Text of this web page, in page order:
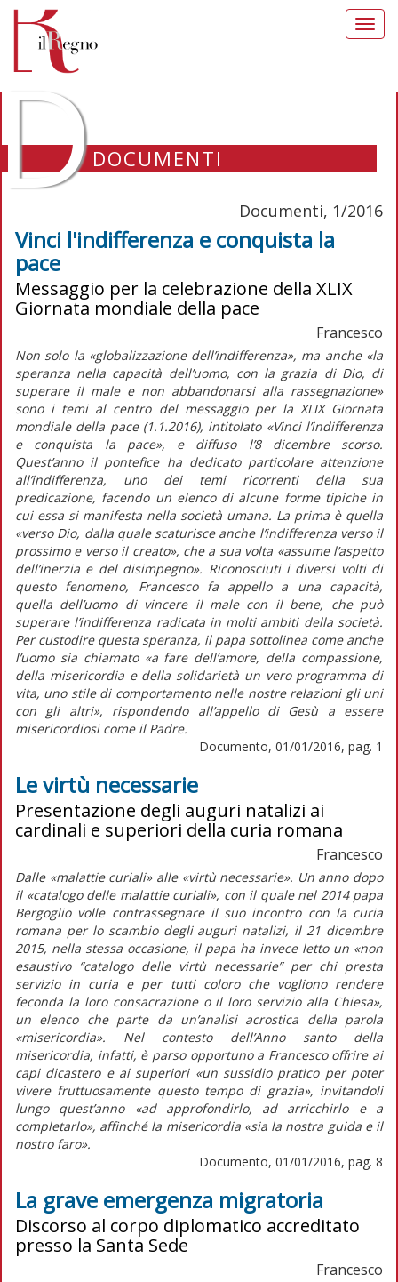
DOCUMENTI
Documenti, 1/2016
Vinci l'indifferenza e conquista la
pace
Messaggio per la celebrazione della XLIX
Giornata mondiale della pace
Francesco
Non solo la «globalizzazione dell’indifferenza», ma anche «la
speranza nella capacità dell’uomo, con la grazia di Dio, di
superare il male e non abbandonarsi alla rassegnazione»
sono i temi al centro del messaggio per la XLIX Giornata
mondiale della pace (1.1.2016), intitolato «Vinci l’indifferenza
e conquista la pace», e diffuso l’8 dicembre scorso.
Quest’anno il pontefice ha dedicato particolare attenzione
all’indifferenza, uno dei temi ricorrenti della sua
predicazione, facendo un elenco di alcune forme tipiche in
cui essa si manifesta nella società umana. La prima è quella
«verso Dio, dalla quale scaturisce anche l’indifferenza verso il
prossimo e verso il creato», che a sua volta «assume l’aspetto
dell’inerzia e del disimpegno». Riconosciuti i diversi volti di
questo fenomeno, Francesco fa appello a una capacità,
quella dell’uomo di vincere il male con il bene, che può
superare l’indifferenza radicata in molti ambiti della società.
Per custodire questa speranza, il papa sottolinea come anche
l’uomo sia chiamato «a fare dell’amore, della compassione,
della misericordia e della solidarietà un vero programma di
vita, uno stile di comportamento nelle nostre relazioni gli uni
con gli altri», rispondendo all’appello di Gesù a essere
misericordiosi come il Padre.
Documento, 01/01/2016, pag. 1
Le virtù necessarie
Presentazione degli auguri natalizi ai
cardinali e superiori della curia romana
Francesco
Dalle «malattie curiali» alle «virtù necessarie». Un anno dopo
il «catalogo delle malattie curiali», con il quale nel 2014 papa
Bergoglio volle contrassegnare il suo incontro con la curia
romana per lo scambio degli auguri natalizi, il 21 dicembre
2015, nella stessa occasione, il papa ha invece letto un «non
esaustivo “catalogo delle virtù necessarie” per chi presta
servizio in curia e per tutti coloro che vogliono rendere
feconda la loro consacrazione o il loro servizio alla Chiesa»,
un elenco che parte da un’analisi acrostica della parola
«misericordia». Nel contesto dell’Anno santo della
misericordia, infatti, è parso opportuno a Francesco offrire ai
capi dicastero e ai superiori «un sussidio pratico per poter
vivere fruttuosamente questo tempo di grazia», invitandoli
lungo quest’anno «ad approfondirlo, ad arricchirlo e a
completarlo», affinché la misericordia «sia la nostra guida e il
nostro faro».
Documento, 01/01/2016, pag. 8
La grave emergenza migratoria
Discorso al corpo diplomatico accreditato
presso la Santa Sede
Francesco